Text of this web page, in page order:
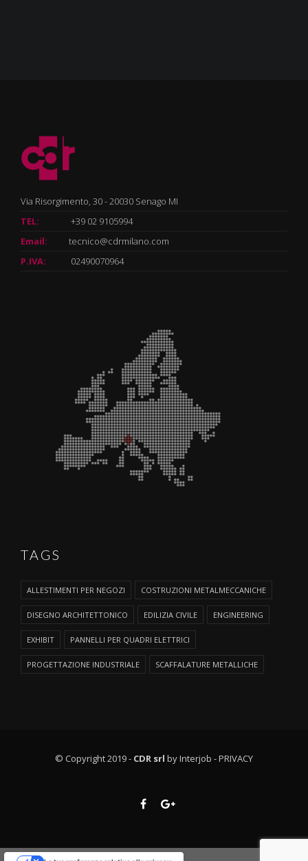
Via Risorgimento, 30 - 20030 Senago MI
TEL:
+39 02 9105994
Email:
tecnico@cdrmilano.com
P.IVA:
02490070964
TAGS
ALLESTIMENTI PER NEGOZI COSTRUZIONI METALMECCANICHE
DISEGNO ARCHITETTONICO EDILIZIA CIVILE ENGINEERING
EXHIBIT PANNELLI PER QUADRI ELETTRICI
PROGETTAZIONE INDUSTRIALE SCAFFALATURE METALLICHE
© Copyright 2019 - CDR srl by Interjob -PRIVACY